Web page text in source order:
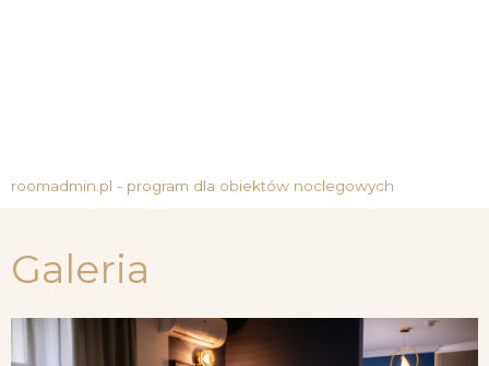
roomadmin.pl - program dla obiektów noclegowych
Galeria